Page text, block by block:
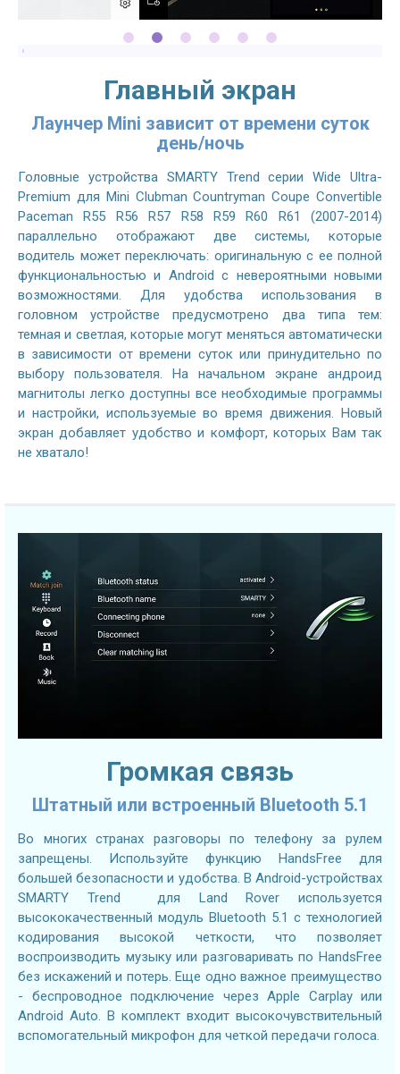
Главный экран
Лаунчер Mini зависит от времени суток
день/ночь
Головные устройства SMARTY Trend серии Wide Ultra-
Premium для Mini Clubman Countryman Coupe Convertible
Paceman R55 R56 R57 R58 R59 R60 R61 (2007-2014)
параллельно отображают две системы, которые
водитель может переключать: оригинальную с ее полной
функциональностью и Android с невероятными новыми
возможностями. Для удобства использования в
головном устройстве предусмотрено два типа тем:
темная и светлая, которые могут меняться автоматически
в зависимости от времени суток или принудительно по
выбору пользователя. На начальном экране андроид
магнитолы легко доступны все необходимые программы
и настройки, используемые во время движения. Новый
экран добавляет удобство и комфорт, которых Вам так
не хватало!
Громкая связь
Штатный или встроенный Bluetooth 5.1
Во многих странах разговоры по телефону за рулем
запрещены. Используйте функцию HandsFree для
большей безопасности и удобства. В Android-устройствах
SMARTY Trend для Land Rover используется
высококачественный модуль Bluetooth 5.1 с технологией
кодирования высокой четкости, что позволяет
воспроизводить музыку или разговаривать по HandsFree
без искажений и потерь. Еще одно важное преимущество
- беспроводное подключение через Apple Carplay или
Android Auto. В комплект входит высокочувствительный
вспомогательный микрофон для четкой передачи голоса.